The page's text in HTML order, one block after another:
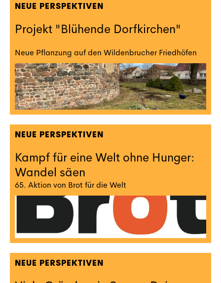
NEUE PERSPEKTIVEN
Projekt "Blühende Dorfkirchen"
Neue Pflanzung auf den Wildenbrucher Friedhöfen
NEUE PERSPEKTIVEN
Kampf für eine Welt ohne Hunger:
Wandel säen
65. Aktion von Brot für die Welt
NEUE PERSPEKTIVEN